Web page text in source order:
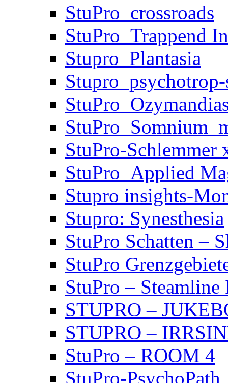
StuPro_crossroads
StuPro_Trappend
Stupro_Plantasia
StuPro-Schlemmer
StuPro_Applied
Stupro insights-
Stupro: Synesthesia
StuPro Schatten –
StuPro
StuPro – Steamline
STUPRO –
STUPRO –
StuPro – ROOM 4
StuPro-PsychoPath